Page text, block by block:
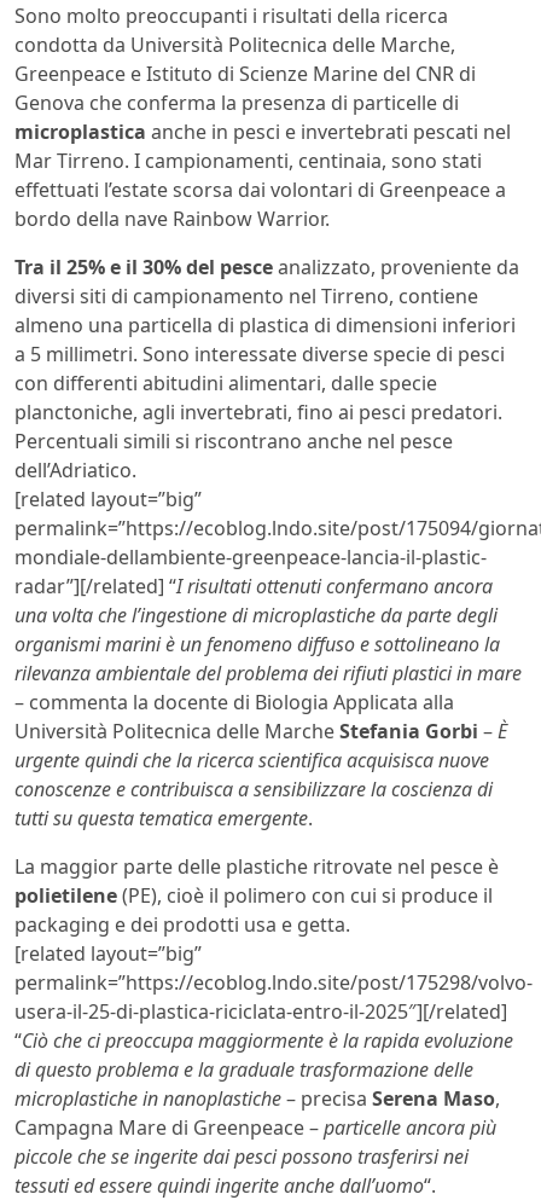
Sono molto preoccupanti i risultati della ricerca
condotta da Università Politecnica delle Marche,
Greenpeace e Istituto di Scienze Marine del CNR di
Genova che conferma la presenza di particelle di
microplastica anche in pesci e invertebrati pescati nel
Mar Tirreno. I campionamenti, centinaia, sono stati
effettuati l’estate scorsa dai volontari di Greenpeace a
bordo della nave Rainbow Warrior.
Tra il 25% e il 30% del pesceanalizzato, proveniente da
diversi siti di campionamento nel Tirreno, contiene
almeno una particella di plastica di dimensioni inferiori
a 5 millimetri. Sono interessate diverse specie di pesci
con differenti abitudini alimentari, dalle specie
planctoniche, agli invertebrati, fino ai pesci predatori.
Percentuali simili si riscontrano anche nel pesce
dell’Adriatico.
[related layout=”big”
permalink=”https://ecoblog.lndo.site/post/175094/
mondiale-dellambiente-greenpeace-lancia-il-plastic-
radar”][/related] “I risultati ottenuti confermano ancora
una volta che l’ingestione di microplastiche da parte degli
organismi marini è un fenomeno diffuso e sottolineano la
rilevanza ambientale del problema dei rifiuti plastici in mare
– commenta la docente di Biologia Applicata alla
Università Politecnica delle MarcheStefania Gorbi –È
urgente quindi che la ricerca scientifica acquisisca nuove
conoscenze e contribuisca a sensibilizzare la coscienza di
tutti su questa tematica emergente.
La maggior parte delle plastiche ritrovate nel pesce è
polietilene(PE), cioè il polimero con cui si produce il
packaging e dei prodotti usa e getta.
[related layout=”big”
permalink=”https://ecoblog.lndo.site/post/175298/volvo-
usera-il-25-di-plastica-riciclata-entro-il-2025″][/related]
“Ciò che ci preoccupa maggiormente è la rapida evoluzione
di questo problema e la graduale trasformazione delle
microplastiche in nanoplastiche– precisa Serena Maso,
Campagna Mare di Greenpeace –particelle ancora più
piccole che se ingerite dai pesci possono trasferirsi nei
tessuti ed essere quindi ingerite anche dall’uomo“.